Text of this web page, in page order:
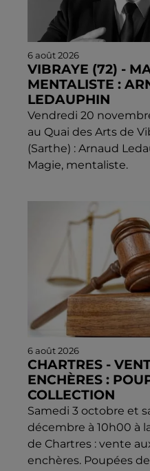
6 août 2026
VIBRAYE (72) -
MENTALISTE :
LEDAUPHIN
Vendredi 20
au Quai des Arts de
(Sarthe) : Arnaud
Magie, mentaliste.
6 août 2026
CHARTRES -
ENCHÈRES :
COLLECTION
Samedi 3 octobre et
décembre à 10h00 à
de Chartres : vente
enchères. Poupées